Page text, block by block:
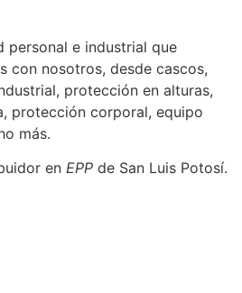
personal e industrial que
con nosotros, desde cascos,
protección en alturas,
protección corporal, equipo
más.
en EPP de San Luis Potosí.